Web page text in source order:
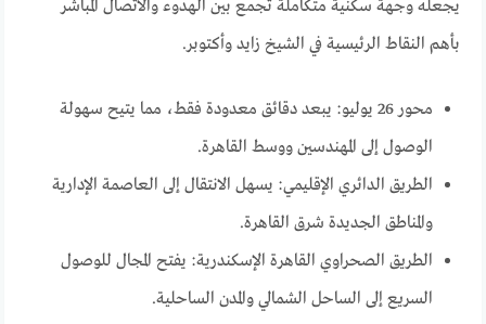
يجعله وجهة سكنية متكاملة تجمع بين الهدوء والاتصال المباشر
بأهم النقاط الرئيسية في الشيخ زايد وأكتوبر.
محور 26 يوليو: يبعد دقائق معدودة فقط، مما يتيح سهولة
الوصول إلى المهندسين ووسط القاهرة.
الطريق الدائري الإقليمي: يسهل الانتقال إلى العاصمة الإدارية
والمناطق الجديدة شرق القاهرة.
الطريق الصحراوي القاهرة الإسكندرية: يفتح المجال للوصول
السريع إلى الساحل الشمالي والمدن الساحلية.